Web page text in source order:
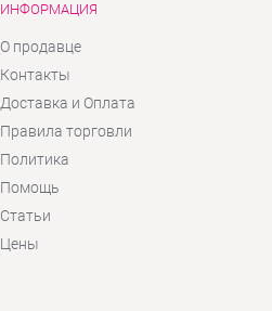
ИНФОРМАЦИЯ
О продавце
Контакты
Доставка и Оплата
Правила торговли
Политика
Помощь
Статьи
Цены